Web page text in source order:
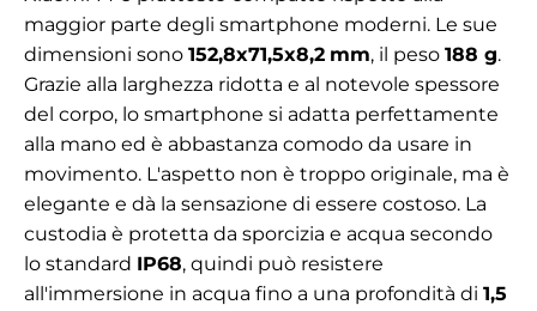
maggior parte degli smartphone moderni. Le sue
dimensioni sono 152,8x71,5x8,2 mm, il peso 188 g.
Grazie alla larghezza ridotta e al notevole spessore
del corpo, lo smartphone si adatta perfettamente
alla mano ed è abbastanza comodo da usare in
movimento. L'aspetto non è troppo originale, ma è
elegante e dà la sensazione di essere costoso. La
custodia è protetta da sporcizia e acqua secondo
lo standard IP68, quindi può resistere
all'immersione in acqua fino a una profondità di 1,5